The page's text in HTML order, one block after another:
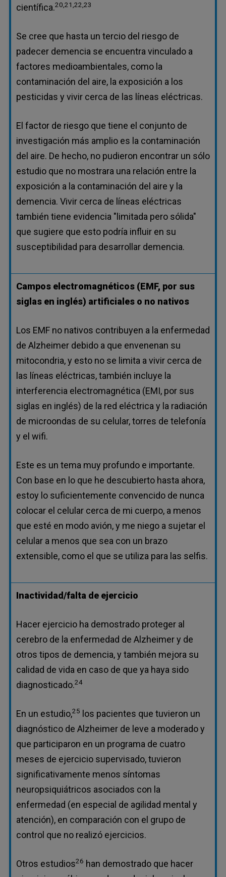
científica.20,21,22,23
Se cree que hasta un tercio del riesgo de
padecer demencia se encuentra vinculado a
factores medioambientales, como la
contaminación del aire, la exposición a los
pesticidas y vivir cerca de las líneas eléctricas.
El factor de riesgo que tiene el conjunto de
investigación más amplio es la contaminación
del aire. De hecho, no pudieron encontrar un sólo
estudio que no mostrara una relación entre la
exposición a la contaminación del aire y la
demencia. Vivir cerca de líneas eléctricas
también tiene evidencia "limitada pero sólida"
que sugiere que esto podría influir en su
susceptibilidad para desarrollar demencia.
Campos electromagnéticos (EMF, por sus
siglas en inglés) artificiales o no nativos
Los EMF no nativos contribuyen a la enfermedad
de Alzheimer debido a que envenenan su
mitocondria, y esto no se limita a vivir cerca de
las líneas eléctricas, también incluye la
interferencia electromagnética (EMI, por sus
siglas en inglés) de la red eléctrica y la radiación
de microondas de su celular, torres de telefonía
y el wifi.
Este es un tema muy profundo e importante.
Con base en lo que he descubierto hasta ahora,
estoy lo suficientemente convencido de nunca
colocar el celular cerca de mi cuerpo, a menos
que esté en modo avión, y me niego a sujetar el
celular a menos que sea con un brazo
extensible, como el que se utiliza para las selfis.
Inactividad/falta de ejercicio
Hacer ejercicio ha demostrado proteger al
cerebro de la enfermedad de Alzheimer y de
otros tipos de demencia, y también mejora su
calidad de vida en caso de que ya haya sido
diagnosticado.24
En un estudio,25
los pacientes que tuvieron un
diagnóstico de Alzheimer de leve a moderado y
que participaron en un programa de cuatro
meses de ejercicio supervisado, tuvieron
significativamente menos síntomas
neuropsiquiátricos asociados con la
enfermedad (en especial de agilidad mental y
atención), en comparación con el grupo de
control que no realizó ejercicios.
Otros estudios26 han demostrado que hacer